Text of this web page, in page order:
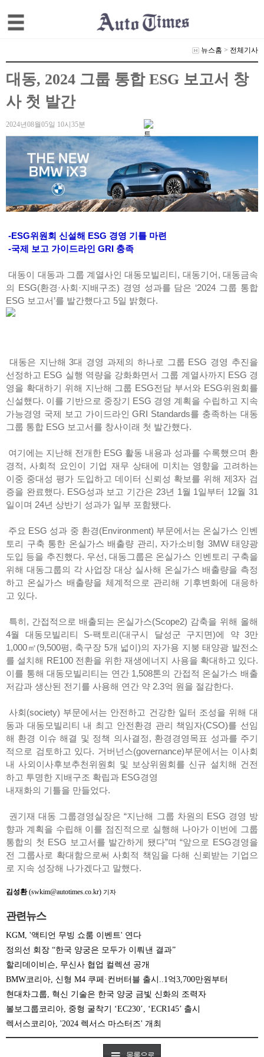
뉴스홈 > 전체기사
대동, 2024 그룹 통합 ESG 보고서 창
사 첫 발간
2024년08월05일 10시35분
-ESG위원회 신설해 ESG 경영 기틀 마련
-국제 보고 가이드라인 GRI 충족
대동이 대동과 그룹 계열사인 대동모빌리티, 대동기어, 대동금속
의 ESG(환경·사회·지배구조) 경영 성과를 담은 ‘2024 그룹 통합
ESG 보고서’를 발간했다고 5일 밝혔다.
대동은 지난해 3대 경영 과제의 하나로 그룹 ESG 경영 추진을
선정하고 ESG 실행 역량을 강화화면서 그룹 계열사까지 ESG 경
영을 확대하기 위해 지난해 그룹 ESG전담 부서와 ESG위원회를
신설했다. 이를 기반으로 중장기 ESG 경영 계획을 수립하고 지속
가능경영 국제 보고 가이드라인 GRI Standards를 충족하는 대동
그룹 통합 ESG 보고서를 창사이래 첫 발간했다.
여기에는 지난해 전개한 ESG 활동 내용과 성과를 수록했으며 환
경적, 사회적 요인이 기업 재무 상태에 미치는 영향을 고려하는
이중 중대성 평가 도입하고 데이터 신뢰성 확보를 위해 제3자 검
증을 완료했다. ESG성과 보고 기간은 23년 1월 1일부터 12월 31
일이며 24년 상반기 성과가 일부 포함됐다.
주요 ESG 성과 중 환경(Environment) 부문에서는 온실가스 인벤
토리 구축 통한 온실가스 배출량 관리, 자가소비형 3MW 태양광
도입 등을 추진했다. 우선, 대동그룹은 온실가스 인벤토리 구축을
위해 대동그룹의 각 사업장 대상 실사해 온실가스 배출량을 측정
하고 온실가스 배출량을 체계적으로 관리해 기후변화에 대응하
고 있다.
특히, 간접적으로 배출되는 온실가스(Scope2) 감축을 위해 올해
4월 대동모빌리티 S-팩토리(대구시 달성군 구지면)에 약 3만
1,000㎡(9,500평, 축구장 5개 넓이)의 자가용 지붕 태양광 발전소
를 설치해 RE100 전환을 위한 재생에너지 사용을 확대하고 있다.
이를 통해 대동모빌리티는 연간 1,508톤의 간접적 온실가스 배출
저감과 생산된 전기를 사용해 연간 약 2.3억 원을 절감한다.
사회(society) 부문에서는 안전하고 건강한 일터 조성을 위해 대
동과 대동모빌리티 내 최고 안전환경 관리 책임자(CSO)를 선임
해 환경 이슈 해결 및 정책 의사결정, 환경경영목표 성과를 주기
적으로 검토하고 있다. 거버넌스(governance)부문에서는 이사회
내 사외이사후보추천위원회 및 보상위원회를 신규 설치해 건전
하고 투명한 지배구조 확립과 ESG경영
내재화의 기틀을 만들었다.
권기재 대동 그룹경영실장은 “지난해 그룹 차원의 ESG 경영 방
향과 계획을 수립해 이를 점진적으로 실행해 나아가 이번에 그룹
통합의 첫 ESG 보고서를 발간하게 됐다”며 “앞으로 ESG경영을
전 그룹사로 확대함으로써 사회적 책임을 다해 신뢰받는 기업으
로 지속 성장해 나가겠다고 말했다.
김성환(swkim@autotimes.co.kr) 기자
관련뉴스
KGM, '액티언 무빙 쇼룸 이벤트' 연다
정의선 회장 “한국 양궁은 모두가 이뤄낸 결과”
할리데이비슨, 무신사 협업 컬렉션 공개
BMW코리아, 신형 M4 쿠페·컨버터블 출시..1억3,700만원부터
현대차그룹, 혁신 기술은 한국 양궁 금빛 신화의 조력자
볼보그룹코리아, 중형 굴착기 ‘EC230’, ‘ECR145’ 출시
렉서스코리아, '2024 렉서스 마스터즈' 개최
목록으로